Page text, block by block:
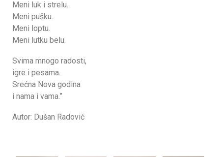
Meni luk i strelu.
Meni pušku.
Meni loptu.
Meni lutku belu.
Svima mnogo radosti,
igre i pesama.
Srećna Nova godina
i nama i vama.”
Autor: Dušan Radović